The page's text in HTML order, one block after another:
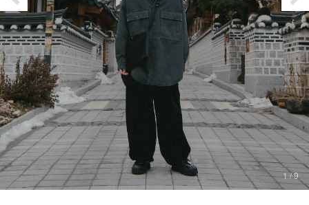
生 活
关于我们 联系我们
1/ 9